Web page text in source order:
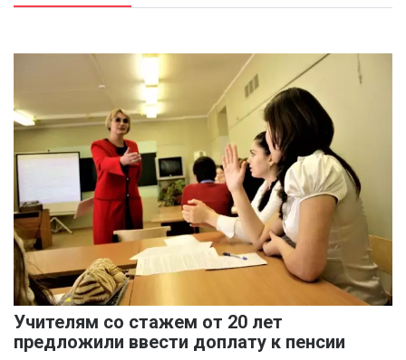
Учителям со стажем от 20 лет
предложили ввести доплату к пенсии